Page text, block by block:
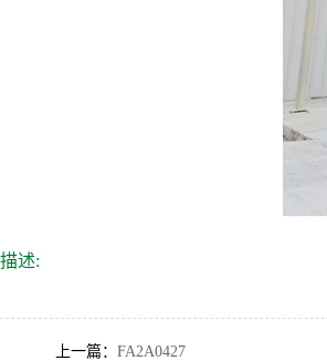
描述:
上一篇： FA2A0427